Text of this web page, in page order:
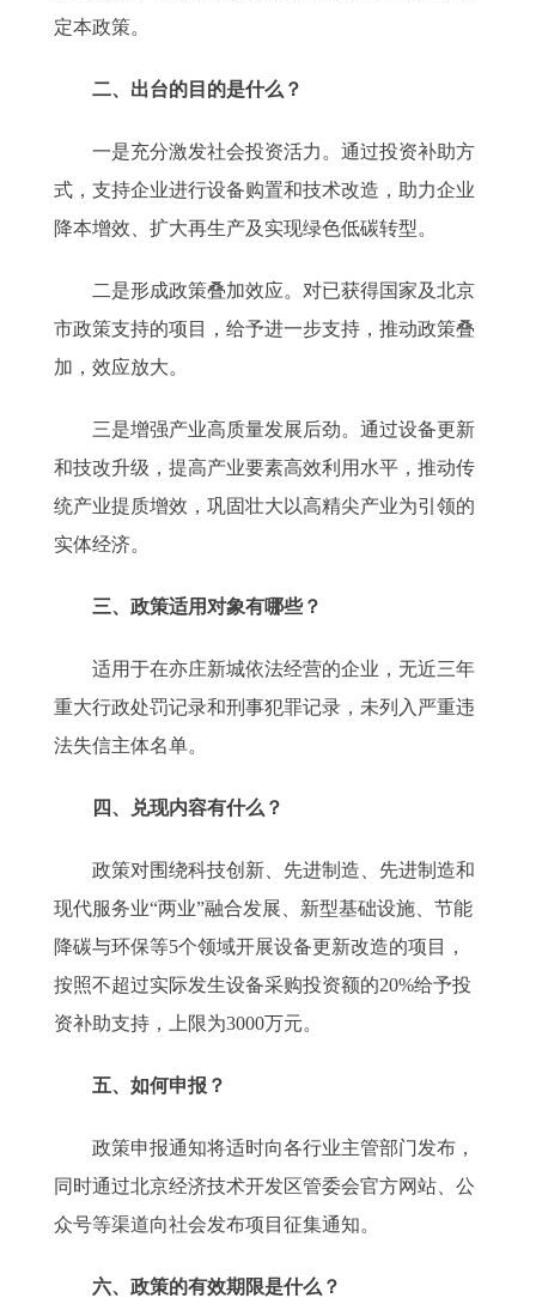
定本政策。
二、出台的目的是什么？
一是充分激发社会投资活力。通过投资补助方
式，支持企业进行设备购置和技术改造，助力企业
降本增效、扩大再生产及实现绿色低碳转型。
二是形成政策叠加效应。对已获得国家及北京
市政策支持的项目，给予进一步支持，推动政策叠
加，效应放大。
三是增强产业高质量发展后劲。通过设备更新
和技改升级，提高产业要素高效利用水平，推动传
统产业提质增效，巩固壮大以高精尖产业为引领的
实体经济。
三、政策适用对象有哪些？
适用于在亦庄新城依法经营的企业，无近三年
重大行政处罚记录和刑事犯罪记录，未列入严重违
法失信主体名单。
四、兑现内容有什么？
政策对围绕科技创新、先进制造、先进制造和
现代服务业“两业”融合发展、新型基础设施、节能
降碳与环保等5个领域开展设备更新改造的项目，
按照不超过实际发生设备采购投资额的20%给予投
资补助支持，上限为3000万元。
五、如何申报？
政策申报通知将适时向各行业主管部门发布，
同时通过北京经济技术开发区管委会官方网站、公
众号等渠道向社会发布项目征集通知。
六、政策的有效期限是什么？